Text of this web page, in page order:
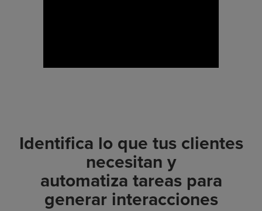
Identifica lo que tus clientes
necesitan y
automatiza tareas para
generar interacciones